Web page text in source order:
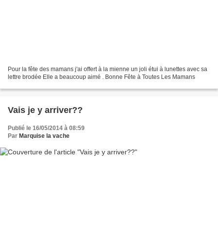
Pour la fête des mamans j'ai offert à la mienne un joli étui à lunettes avec sa
lettre brodée Elle a beaucoup aimé . Bonne Fête à Toutes Les Mamans
Vais je y arriver??
Publié le 16/05/2014 à 08:59
Par Marquise la vache